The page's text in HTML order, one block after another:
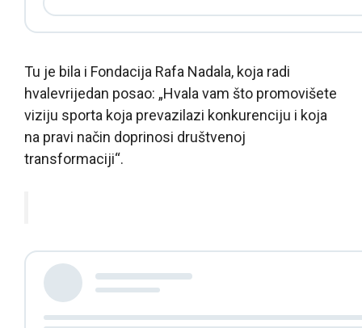
Tu je bila i Fondacija Rafa Nadala, koja radi
hvalevrijedan posao: „Hvala vam što promovišete
viziju sporta koja prevazilazi konkurenciju i koja
na pravi način doprinosi društvenoj
transformaciji“.